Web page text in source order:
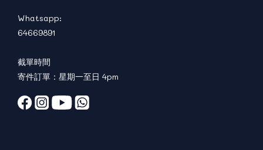
Whatsapp:
64669891
截單時間
寄件訂單：星期一至日 4pm